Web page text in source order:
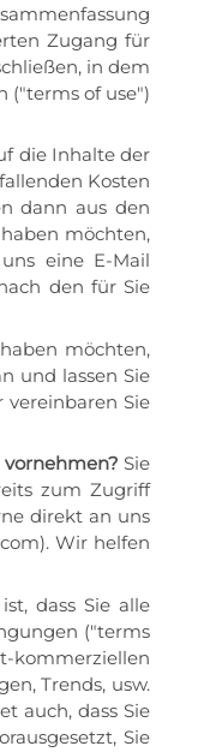
Zugang für
in dem
("terms of use")
die Inhalte der
Kosten
dann aus den
möchten,
eine E-Mail
den für Sie
möchten,
und lassen Sie
vereinbaren Sie
Sie
zum Zugriff
direkt an uns
Wir helfen
dass Sie alle
("terms
kommerziellen
Trends, usw.
auch, dass Sie
Sie